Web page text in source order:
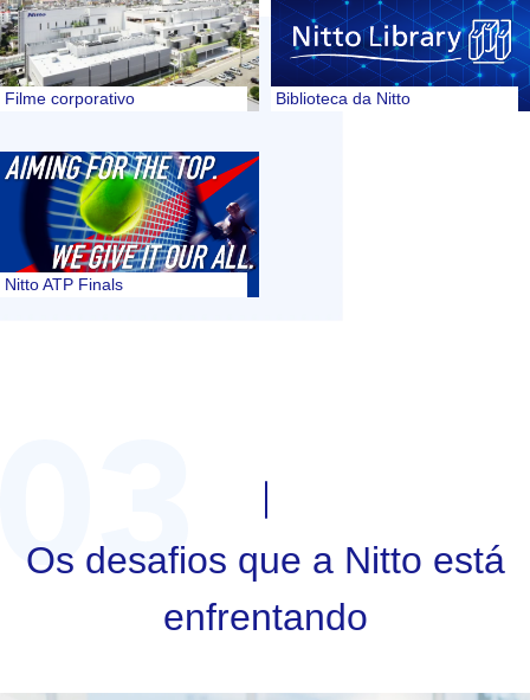
Filme corporativo Biblioteca da Nitto
Nitto ATP Finals
Os desafios que a Nitto está
enfrentando